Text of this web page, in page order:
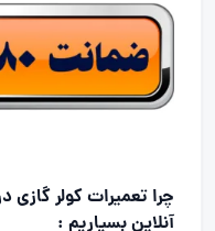
چرا تعمیرات کولر
آنلاین بسپاریم :